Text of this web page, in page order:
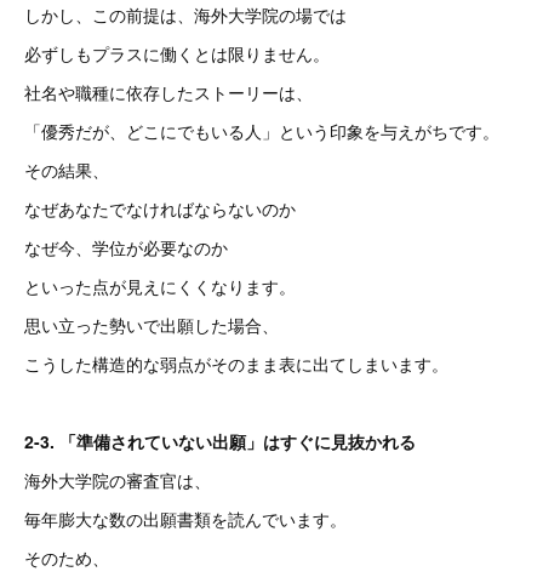
しかし、この前提は、海外大学院の場では
必ずしもプラスに働くとは限りません。
社名や職種に依存したストーリーは、
「優秀だが、どこにでもいる人」という印象を与えがちです。
その結果、
なぜあなたでなければならないのか
なぜ今、学位が必要なのか
といった点が見えにくくなります。
思い立った勢いで出願した場合、
こうした構造的な弱点がそのまま表に出てしまいます。
2-3. 「準備されていない出願」はすぐに見抜かれる
海外大学院の審査官は、
毎年膨大な数の出願書類を読んでいます。
そのため、